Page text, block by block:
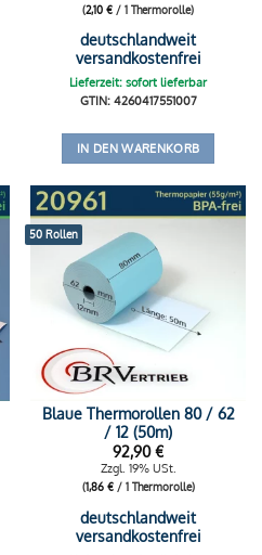
(2,10€ / 1 Thermorolle)
deutschlandweit
versandkostenfrei
Lieferzeit: sofort lieferbar
GTIN: 4260417551007
IN DEN WARENKORB
50 Rollen
Blaue Thermorollen 80 / 62
/ 12 (50m)
92,90€
Zzgl. 19% USt.
(1,86 €/ 1 Thermorolle)
deutschlandweit
versandkostenfrei